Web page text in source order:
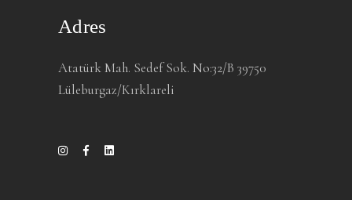
Adres
Atatürk Mah. Sedef Sok. No:32/B 39750
Lüleburgaz/Kırklareli